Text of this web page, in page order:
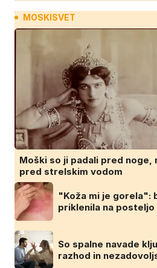
MOSKISVET
Moški so ji padali pred noge,
pred strelskim vodom
"Koža mi je gorela":
priklenila na posteljo
So spalne navade
razhod in